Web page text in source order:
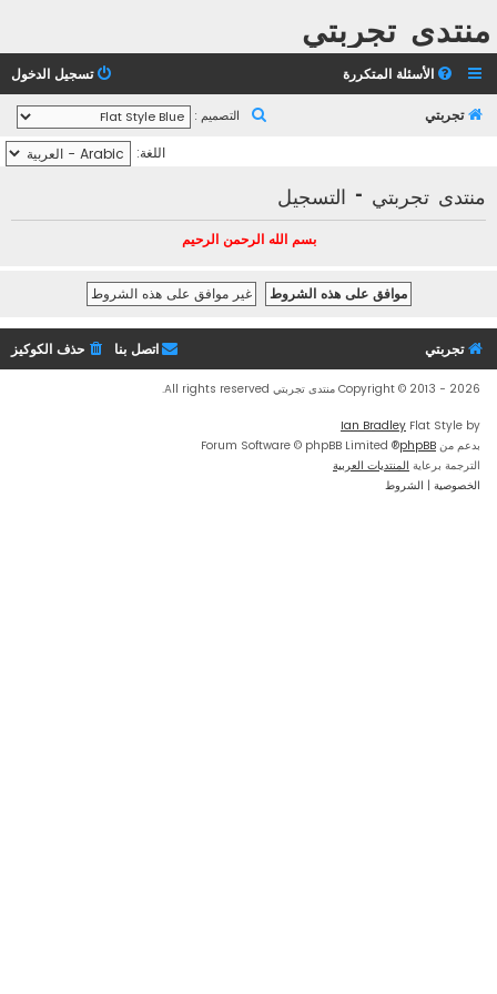
منتدى تجربتي
الأسئلة المتكررة تسجيل الدخول
تجربتي التصميم :
اللغة:
منتدى تجربتي - التسجيل
بسم الله الرحمن الرحيم
تجربتي حذف الكوكيز اتصل بنا
Copyright © 2013 - 2026 منتدى تجربتي All rights reserved.
Flat Style by
Ian Bradley
بدعم من phpBB
® Forum Software © phpBB Limited
الترجمة برعاية المنتديات العربية
الخصوصية | الشروط